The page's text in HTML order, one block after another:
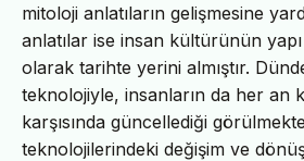
mitoloji anlatıların gelişmesine
anlatılar ise insan kültürünün
olarak tarihte yerini almıştır.
teknolojiyle, insanların da her an
karşısında güncellediği
teknolojilerindeki değişim ve